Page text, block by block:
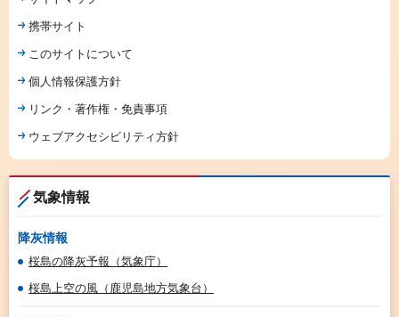
携帯サイト
このサイトについて
個人情報保護方針
リンク・著作権・免責事項
ウェブアクセシビリティ方針
気象情報
降灰情報
桜島の降灰予報（気象庁）
桜島上空の風（鹿児島地方気象台）